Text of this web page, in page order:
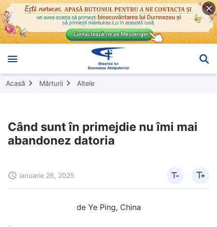
Acasă Mărturii Altele
Când sunt în primejdie nu îmi mai
abandonez datoria
ianuarie 26, 2025
de Ye Ping, China